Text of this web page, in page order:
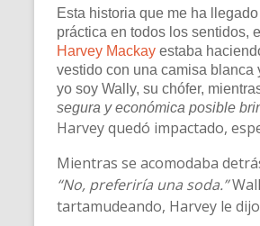
Esta historia que me ha
práctica en todos los sentidos,
Harvey Mackay estaba
vestido con una camisa blanca
yo soy Wally, su chófer,
segura y económica posible
Harvey quedó impactado,
Mientras se acomodaba
“No, preferiría una soda.”
tartamudeando, Harvey le